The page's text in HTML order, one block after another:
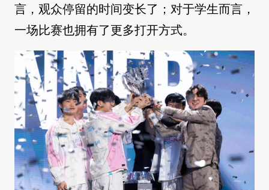
言，观众停留的时间变长了；对于学生而言，
一场比赛也拥有了更多打开方式。